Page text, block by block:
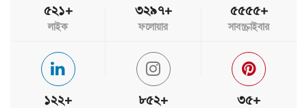
৫২১+
লাইক
৩২৯৭+
ফলোয়ার
৫৫৫৫+
সাবস্ক্রাইবার
১২২+ ৮৫২+ ৩৫+